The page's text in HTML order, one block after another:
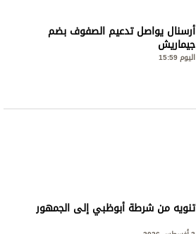
أرسنال يواصل تدعيم الصفوف بضم
جيماريش
اليوم 15:59
تنويه من شرطة أبوظبي إلى الجمهور